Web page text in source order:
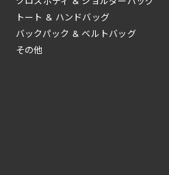
トート & ハンドバッグ
バックパック & ベルトバッグ
その他